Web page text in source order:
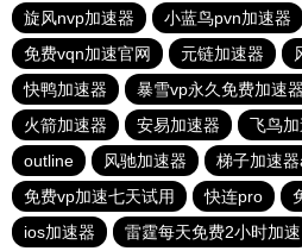
旋风nvp加速器
小蓝鸟pvn加速器
免费vqn加速官网
元链加速器
快鸭加速器
暴雪vp永久免费加速
火箭加速器
安易加速器 飞鸟
outline
风驰加速器 梯子加速
免费vp加速七天试用
快连pro
ios加速器
雷霆每天免费2小时加速